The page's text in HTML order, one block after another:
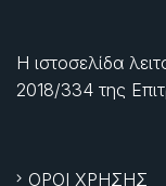
Η ιστοσελίδα
2018/334 της
ΟΡΟΙ ΧΡΗΣΗΣ